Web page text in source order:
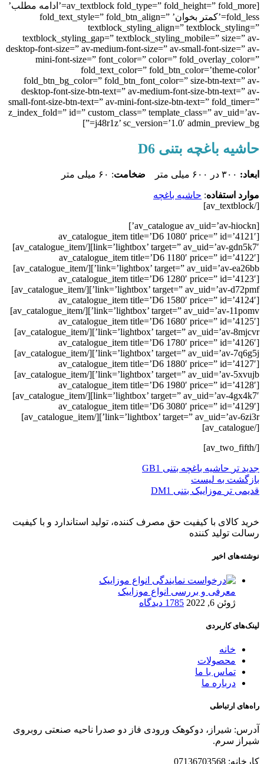
[av_textblock fold_type=” fold_height=” fold_more=’ادامه مطلب’
fold_less=’کمتر بخوان’ fold_text_style=” fold_btn_align=”
textblock_styling_align=” textblock_styling=”
textblock_styling_gap=” textblock_styling_mobile=” size=” av-
desktop-font-size=” av-medium-font-size=” av-small-font-size=” av-
mini-font-size=” font_color=” color=” fold_overlay_color=”
fold_text_color=” fold_btn_color=’theme-color’
fold_btn_bg_color=” fold_btn_font_color=” size-btn-text=” av-
desktop-font-size-btn-text=” av-medium-font-size-btn-text=” av-
small-font-size-btn-text=” av-mini-font-size-btn-text=” fold_timer=”
z_index_fold=” id=” custom_class=” template_class=” av_uid=’av-
j48r1z’ sc_version=’1.0′ admin_preview_bg=”]
حاشیه باغچه بتنی D6
ابعاد: ضخامت: ۶۰ میلی متر
موارد استفاده: حاشیه باغچه
[/av_textblock]
[av_catalogue av_uid=’av-hiockn’]
[av_catalogue_item title=’D6 1080′ price=” id=’4121′
link=’lightbox’ target=” av_uid=’av-gdn5k7′][/av_catalogue_item]
[av_catalogue_item title=’D6 1180′ price=” id=’4122′
link=’lightbox’ target=” av_uid=’av-ea26bb’][/av_catalogue_item]
[av_catalogue_item title=’D6 1280′ price=” id=’4123′
link=’lightbox’ target=” av_uid=’av-d72pmf’][/av_catalogue_item]
[av_catalogue_item title=’D6 1580′ price=” id=’4124′
link=’lightbox’ target=” av_uid=’av-11pomv’][/av_catalogue_item]
[av_catalogue_item title=’D6 1680′ price=” id=’4125′
link=’lightbox’ target=” av_uid=’av-8mjcvr’][/av_catalogue_item]
[av_catalogue_item title=’D6 1780′ price=” id=’4126′
link=’lightbox’ target=” av_uid=’av-7q6g5j’][/av_catalogue_item]
[av_catalogue_item title=’D6 1880′ price=” id=’4127′
link=’lightbox’ target=” av_uid=’av-5xvujb’][/av_catalogue_item]
[av_catalogue_item title=’D6 1980′ price=” id=’4128′
link=’lightbox’ target=” av_uid=’av-4gx4k7′][/av_catalogue_item]
[av_catalogue_item title=’D6 3080′ price=” id=’4129′
link=’lightbox’ target=” av_uid=’av-6zi3r’][/av_catalogue_item]
[/av_catalogue]
[/av_two_fifth]
جدید تر حاشیه باغچه بتنی GB1
بازگشت به لیست
قدیمی تر موزاییک بتنی DM1
خرید کالای با کیفیت حق مصرف کننده، تولید استاندارد و با کیفیت
رسالت تولید کننده
نوشته‌های اخیر
معرفی و بررسی انواع موزاییک
ژوئن 6, 2022
1785 دیدگاه
لینک‌های کاربردی
خانه
محصولات
تماس با ما
درباره ما
راه‌های ارتباطی
آدرس: شیراز، دوکوهک ورودی فاز دو صدرا ناحیه صنعتی روبروی
شیراز سرم.
کارخانه: 07136703568